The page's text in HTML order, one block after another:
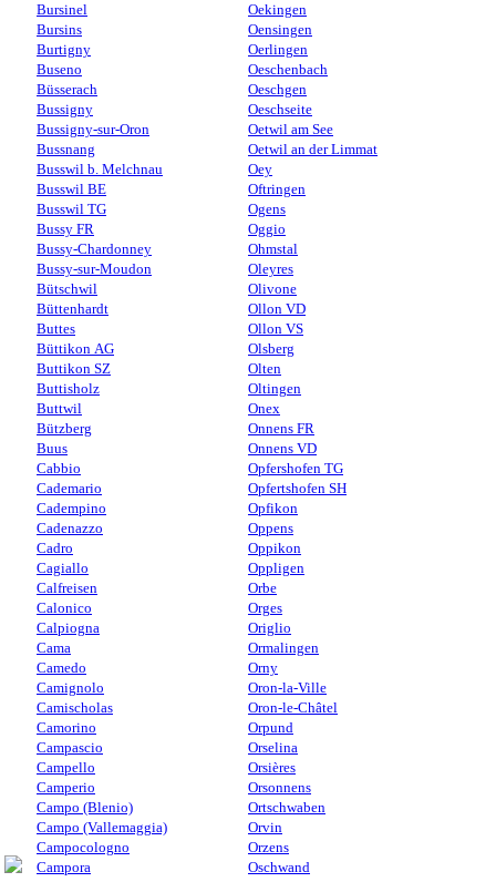
Bursinel
Bursins
Burtigny
Buseno
Büsserach
Bussigny
Bussigny-sur-Oron
Bussnang
Busswil b. Melchnau
Busswil BE
Busswil TG
Bussy FR
Bussy-Chardonney
Bussy-sur-Moudon
Bütschwil
Büttenhardt
Buttes
Büttikon AG
Buttikon SZ
Buttisholz
Buttwil
Bützberg
Buus
Cabbio
Cademario
Cadempino
Cadenazzo
Cadro
Cagiallo
Calfreisen
Calonico
Calpiogna
Cama
Camedo
Camignolo
Camischolas
Camorino
Campascio
Campello
Camperio
Campo (Blenio)
Campo (Vallemaggia)
Campocologno
Campora
Oekingen
Oensingen
Oerlingen
Oeschenbach
Oeschgen
Oeschseite
Oetwil am See
Oetwil an der Limmat
Oey
Oftringen
Ogens
Oggio
Ohmstal
Oleyres
Olivone
Ollon VD
Ollon VS
Olsberg
Olten
Oltingen
Onex
Onnens FR
Onnens VD
Opfershofen TG
Opfertshofen SH
Opfikon
Oppens
Oppikon
Oppligen
Orbe
Orges
Origlio
Ormalingen
Orny
Oron-la-Ville
Oron-le-Châtel
Orpund
Orselina
Orsières
Orsonnens
Ortschwaben
Orvin
Orzens
Oschwand